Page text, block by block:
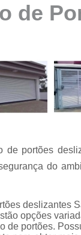
Instalação de
portões
Manutenção
de motores
Manutenção
em portões
portão
Reparo de
de
de portões
do
deslizantes
opções
de portões.